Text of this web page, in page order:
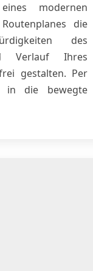
modernen
die
des
Verlauf Ihres
gestalten. Per
in die bewegte